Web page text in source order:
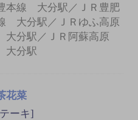
本線 大分駅／ＪＲ豊肥
大分駅／ＪＲゆふ高原
分駅／ＪＲ阿蘇高原
分駅
花菜
ーキ]